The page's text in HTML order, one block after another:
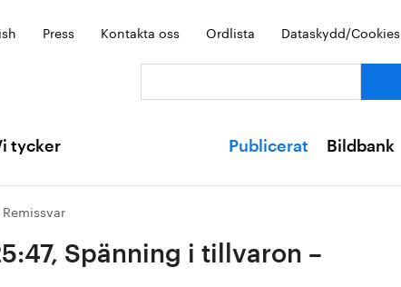
Press Kontakta oss Ordlista Dataskydd/Cookies
tycker Publicerat Bildbank
Remissvar
Spänning i tillvaron –